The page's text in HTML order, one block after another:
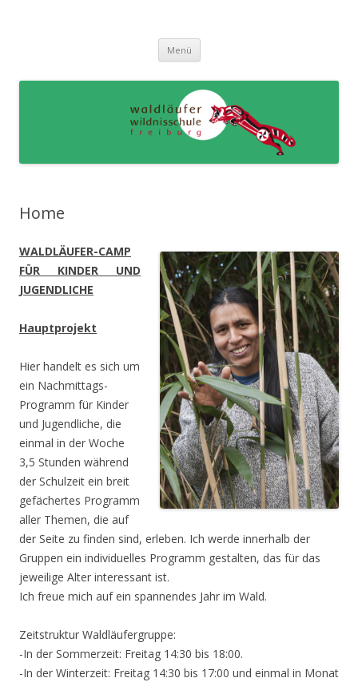
Menü Zum
springen
Home
WALDLÄUFER-CAMP
FÜR KINDER UND
JUGENDLICHE
Hauptprojekt
Hier handelt es sich um
ein Nachmittags-
Programm für Kinder
und Jugendliche, die
einmal in der Woche
3,5 Stunden während
der Schulzeit ein breit
gefächertes Programm
aller Themen, die auf
der Seite zu finden sind, erleben. Ich werde innerhalb der
Gruppen ein individuelles Programm gestalten, das für das
jeweilige Alter interessant ist.
Ich freue mich auf ein spannendes Jahr im Wald.
Zeitstruktur Waldläufergruppe:
-In der Sommerzeit: Freitag 14:30 bis 18:00.
-In der Winterzeit: Freitag 14:30 bis 17:00 und einmal in Monat